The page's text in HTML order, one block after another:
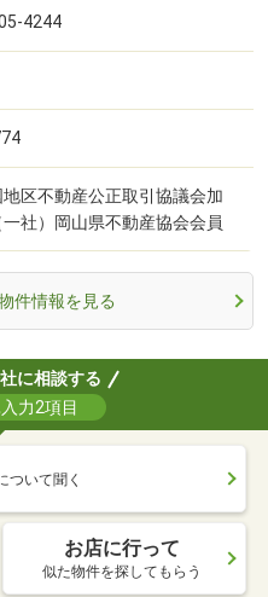
4244
区不動産公正取引協議会加
一社）岡山県不動産協会会員
件情報を見る
に相談する
力2項目
ついて聞く
お店に行って
似た物件を探してもらう